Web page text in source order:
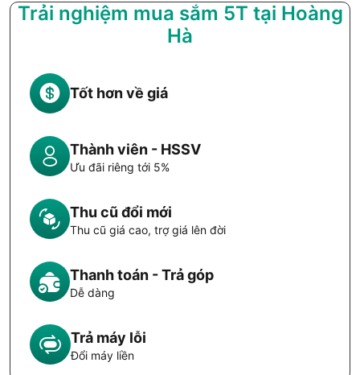
Trải nghiệm mua sắm 5T tại Hoàng
Hà
Tốt hơn về giá
Thành viên - HSSV
Ưu đãi riêng tới 5%
Thu cũ đổi mới
Thu cũ giá cao, trợ giá lên đời
Thanh toán - Trả góp
Dễ dàng
Trả máy lỗi
Đổi máy liền